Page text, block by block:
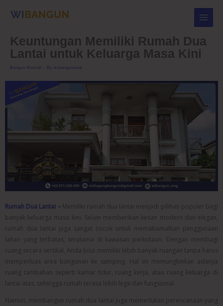
Keuntungan Memiliki Rumah Dua
Lantai untuk Keluarga Masa Kini
Bangun Rumah - By wibangunweb
Rumah Dua Lantai – Memiliki rumah dua lantai menjadi pilihan populer bagi
banyak keluarga masa kini. Selain memberikan kesan modern dan elegan,
rumah dua lantai juga sangat cocok untuk memaksimalkan penggunaan
lahan yang terbatas, terutama di kawasan perkotaan. Dengan membagi
ruang secara vertikal, Anda bisa memiliki lebih banyak ruangan tanpa harus
memperluas area bangunan ke samping. Hal ini memungkinkan adanya
ruang tambahan seperti kamar tidur, ruang kerja, atau ruang keluarga di
lantai atas, sehingga rumah terasa lebih lega dan fungsional.
Namun, membangun rumah dua lantai juga memerlukan perencanaan yang